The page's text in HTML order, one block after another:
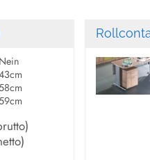
Zentralveriegelung, mit
SCHUBLADEN:
Teleskop-Metall
(Schübe) und 104%
45kg
HÄNGEAUSZUG:
Inklusive zwei
Nein